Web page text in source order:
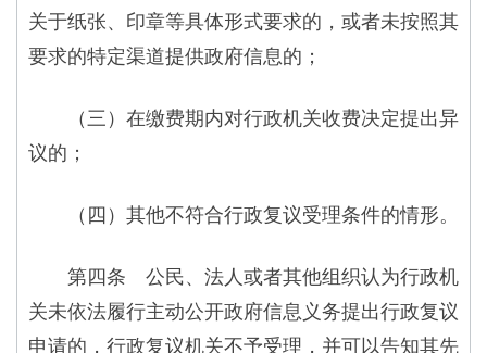
关于纸张、印章等具体形式要求的，或者未按照其
要求的特定渠道提供政府信息的；
（三）在缴费期内对行政机关收费决定提出异
议的；
（四）其他不符合行政复议受理条件的情形。
第四条 公民、法人或者其他组织认为行政机
关未依法履行主动公开政府信息义务提出行政复议
申请的，行政复议机关不予受理，并可以告知其先